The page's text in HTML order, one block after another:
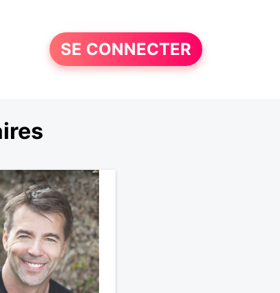
SE CONNECTER